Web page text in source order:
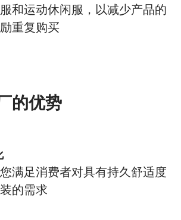
和运动休闲服，以减少产品的
重复购买
的优势
满足消费者对具有持久舒适度
的需求